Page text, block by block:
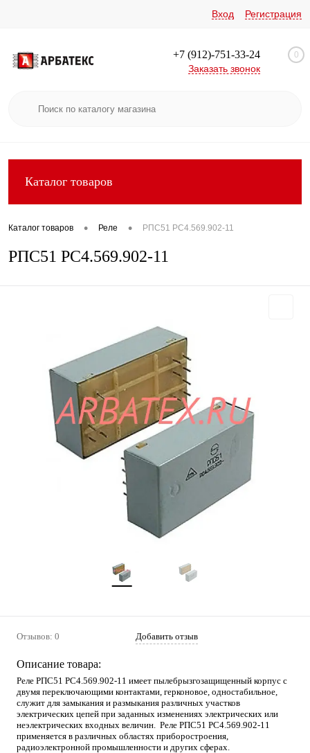
Вход Регистрация
+7 (912)-751-33-24
Заказать звонок
0
Каталог товаров
Каталог товаров • Реле • РПС51 РС4.569.902-11
РПС51 РС4.569.902-11
Отзывов: 0 Добавить отзыв
Описание товара:
Реле РПС51 РС4.569.902-11 имеет пылебрызгозащищенный корпус с
двумя переключающими контактами, герконовое, одностабильное,
служит для замыкания и размыкания различных участков
электрических цепей при заданных изменениях электрических или
неэлектрических входных величин. Реле РПС51 РС4.569.902-11
применяется в различных областях приборостроения,
радиоэлектронной промышленности и других сферах.